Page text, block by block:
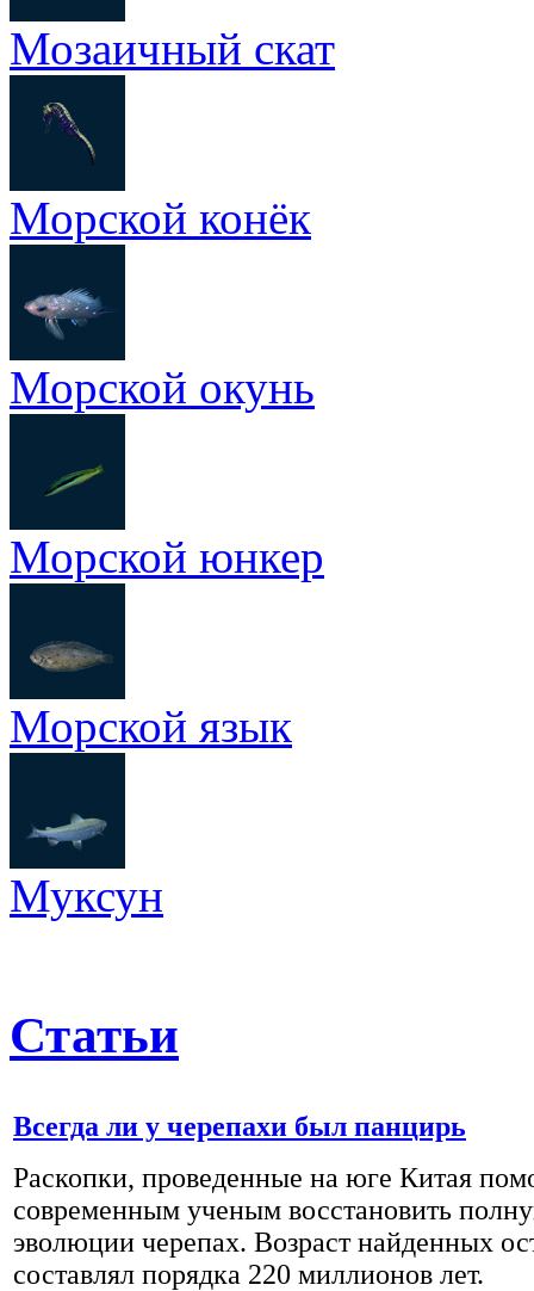
Мозаичный скат
Морской конёк
Морской окунь
Морской юнкер
Морской язык
Муксун
Статьи
Всегда ли у черепахи был панцирь
Раскопки, проведенные на юге Китая
современным ученым восстановить
эволюции черепах. Возраст найденных
составлял порядка 220 миллионов лет.